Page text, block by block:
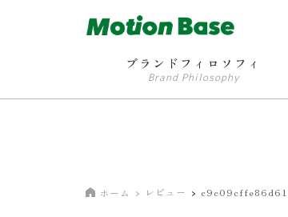
ブランドフィロソフィ
Brand Philosophy
ホーム レビュー